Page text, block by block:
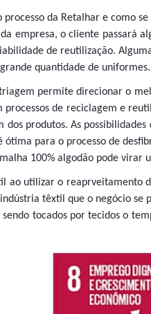
processo da Retalhar e como
empresa, o cliente passará
de reutilização.
quantidade de uniformes.
permite direcionar o
processos de reciclagem e
dos produtos. As
ótima para o processo de
100% algodão pode virar
ao utilizar o reaprveitamento
têxtil que o negócio
tocados por tecidos o